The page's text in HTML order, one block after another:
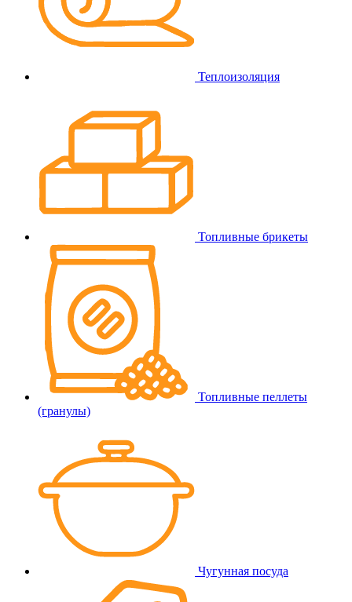
Теплоизоляция
Топливные брикеты
Топливные пеллеты
(гранулы)
Чугунная посуда